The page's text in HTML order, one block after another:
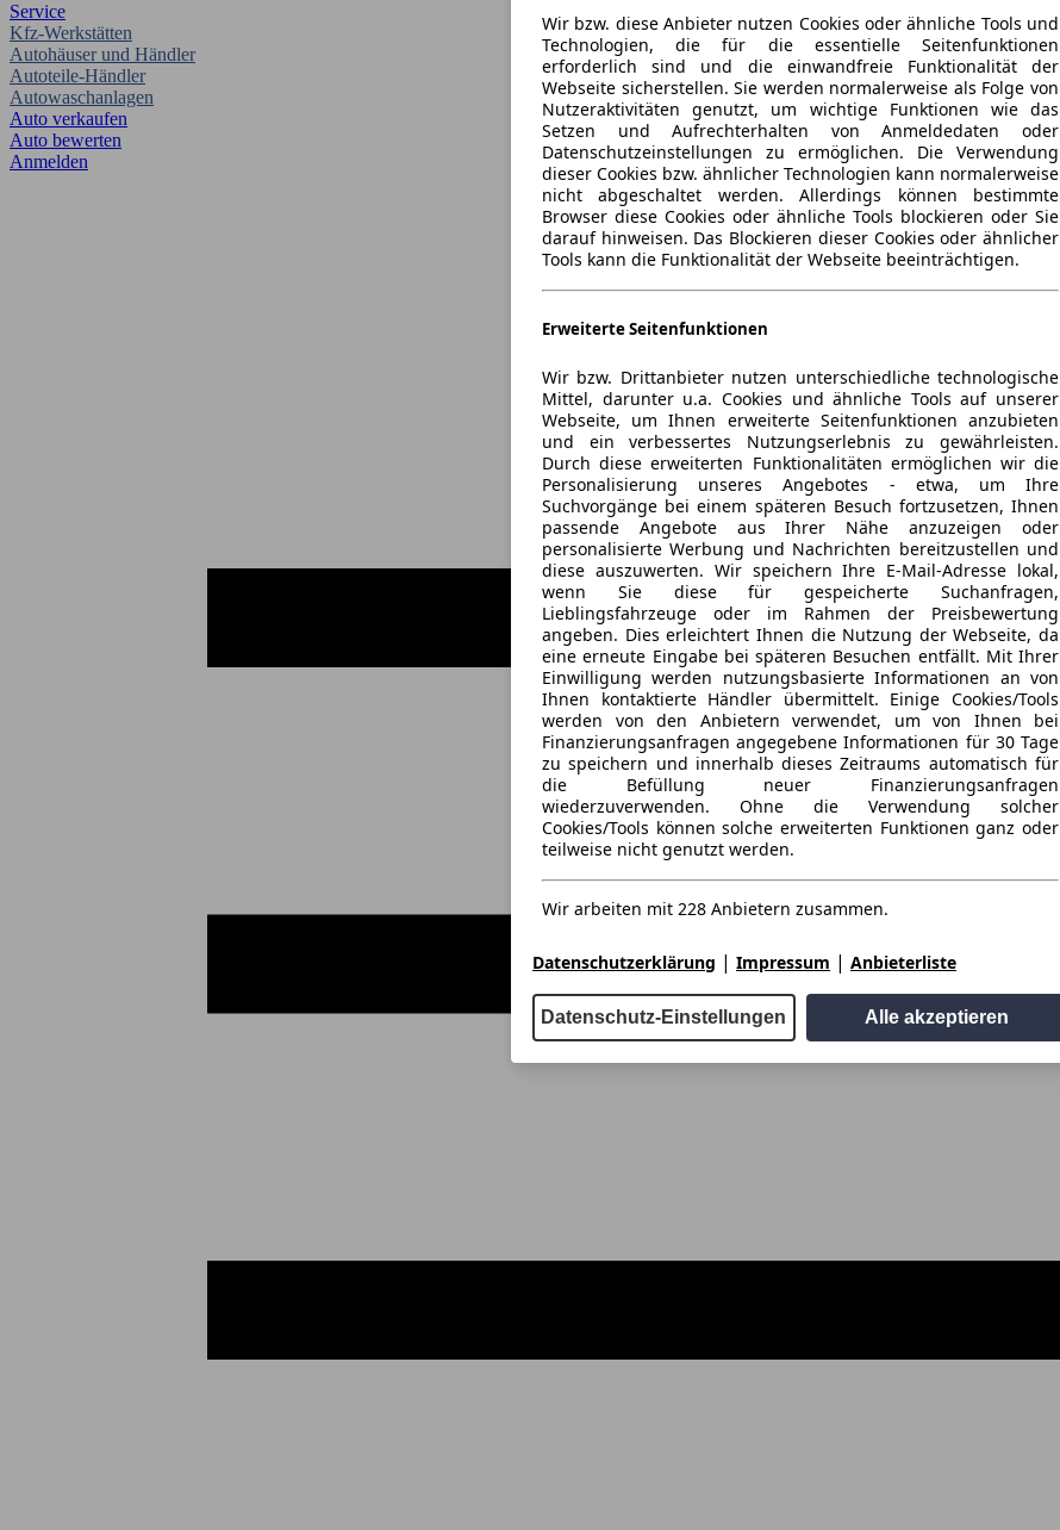
Service
Kfz-Werkstätten
Autohäuser und Händler
Autoteile-Händler
Autowaschanlagen
Auto verkaufen
Auto bewerten
Anmelden
Wir bzw. diese Anbieter nutzen Cookies oder ähnliche Tools und
Technologien, die für die essentielle Seitenfunktionen
erforderlich sind und die einwandfreie Funktionalität der
Webseite sicherstellen. Sie werden normalerweise als Folge von
Nutzeraktivitäten genutzt, um wichtige Funktionen wie das
Setzen und Aufrechterhalten von Anmeldedaten oder
Datenschutzeinstellungen zu ermöglichen. Die Verwendung
dieser Cookies bzw. ähnlicher Technologien kann normalerweise
nicht abgeschaltet werden. Allerdings können bestimmte
Browser diese Cookies oder ähnliche Tools blockieren oder Sie
darauf hinweisen. Das Blockieren dieser Cookies oder ähnlicher
Tools kann die Funktionalität der Webseite beeinträchtigen.
Erweiterte Seitenfunktionen
Wir bzw. Drittanbieter nutzen unterschiedliche technologische
Mittel, darunter u.a. Cookies und ähnliche Tools auf unserer
Webseite, um Ihnen erweiterte Seitenfunktionen anzubieten
und ein verbessertes Nutzungserlebnis zu gewährleisten.
Durch diese erweiterten Funktionalitäten ermöglichen wir die
Personalisierung unseres Angebotes - etwa, um Ihre
Suchvorgänge bei einem späteren Besuch fortzusetzen, Ihnen
passende Angebote aus Ihrer Nähe anzuzeigen oder
personalisierte Werbung und Nachrichten bereitzustellen und
diese auszuwerten. Wir speichern Ihre E-Mail-Adresse lokal,
wenn Sie diese für gespeicherte Suchanfragen,
Lieblingsfahrzeuge oder im Rahmen der Preisbewertung
angeben. Dies erleichtert Ihnen die Nutzung der Webseite, da
eine erneute Eingabe bei späteren Besuchen entfällt. Mit Ihrer
Einwilligung werden nutzungsbasierte Informationen an von
Ihnen kontaktierte Händler übermittelt. Einige Cookies/Tools
werden von den Anbietern verwendet, um von Ihnen bei
Finanzierungsanfragen angegebene Informationen für 30 Tage
zu speichern und innerhalb dieses Zeitraums automatisch für
die Befüllung neuer Finanzierungsanfragen
wiederzuverwenden. Ohne die Verwendung solcher
Cookies/Tools können solche erweiterten Funktionen ganz oder
teilweise nicht genutzt werden.
Wir arbeiten mit 228 Anbietern zusammen.
Datenschutzerklärung | Impressum | Anbieterliste
Datenschutz-Einstellungen Alle akzeptieren